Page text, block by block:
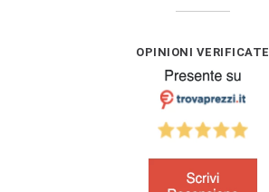
OPINIONI VERIFICATE